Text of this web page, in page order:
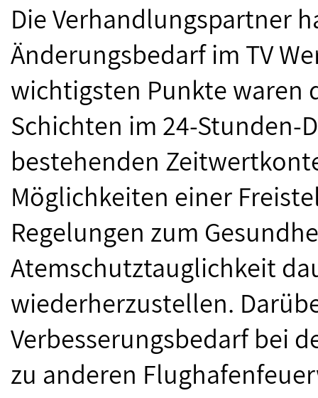
Die Verhandlungspartner
Änderungsbedarf im TV
wichtigsten Punkte waren
Schichten im 24-Stunden-
bestehenden
Möglichkeiten einer
Regelungen zum
Atemschutztauglichkeit
wiederherzustellen.
Verbesserungsbedarf bei
zu anderen